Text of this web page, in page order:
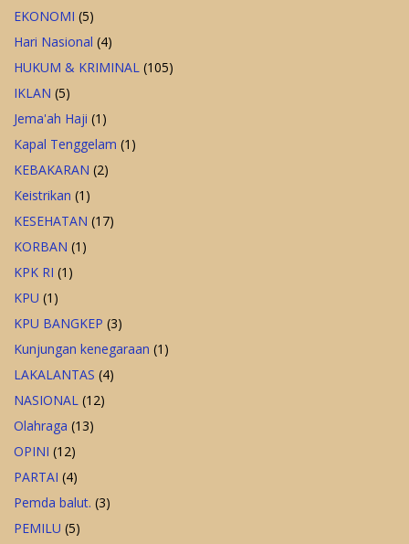
EKONOMI (5)
Hari Nasional (4)
HUKUM & KRIMINAL (105)
IKLAN (5)
Jema'ah Haji (1)
Kapal Tenggelam (1)
KEBAKARAN (2)
Keistrikan (1)
KESEHATAN (17)
KORBAN (1)
KPK RI (1)
KPU (1)
KPU BANGKEP (3)
Kunjungan kenegaraan (1)
LAKALANTAS (4)
NASIONAL (12)
Olahraga (13)
OPINI (12)
PARTAI (4)
Pemda balut. (3)
PEMILU (5)